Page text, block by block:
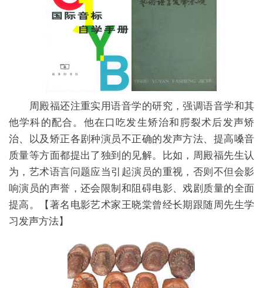
周殿福还注重实用语音学的研究，强调语音学和其
他学科的配合。他在口吃发生矫治和腭裂术后发声矫
治、以及矫正各剧种演员不正确的发声方法、提高嗓音
质量等方面都提出了独到的见解。比如，周殿福先生认
为，艺术语言问题应当引起演员的重视，否则不但会影
响演员的声誉，还会限制和阻碍电影、戏剧质量的全面
提高。
【著名电影艺术家王晓棠曾经长期跟随周先生学
习发声方法】